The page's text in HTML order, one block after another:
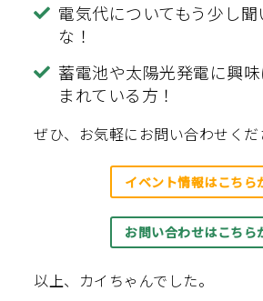
電気代についてもう少し聞
な！
蓄電池や太陽光発電に興
まれている方！
ぜひ、お気軽にお問い合わせくだ
イベント情報はこちら
お問い合わせはこちら
以上、カイちゃんでした。